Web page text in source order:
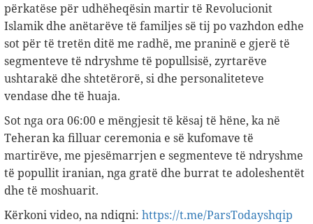
përkatëse për udhëheqësin martir të Revolucionit
Islamik dhe anëtarëve të familjes së tij po vazhdon edhe
sot për të tretën ditë me radhë, me praninë e gjerë të
segmenteve të ndryshme të popullsisë, zyrtarëve
ushtarakë dhe shtetërorë, si dhe personaliteteve
vendase dhe të huaja.
Sot nga ora 06:00 e mëngjesit të kësaj të hëne, ka në
Teheran ka filluar ceremonia e së kufomave të
martirëve, me pjesëmarrjen e segmenteve të ndryshme
të popullit iranian, nga gratë dhe burrat te adoleshentët
dhe të moshuarit.
Kërkoni video, na ndiqni: https://t.me/ParsTodayshqip